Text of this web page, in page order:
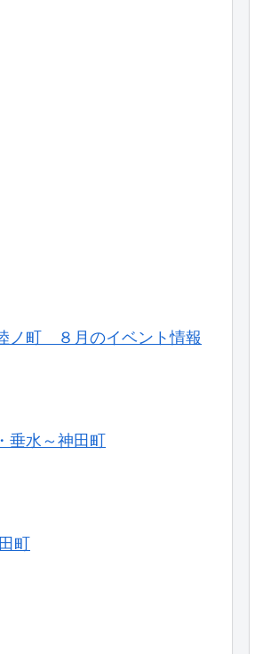
ノ町 ８月のイベント情報
垂水～神田町
町